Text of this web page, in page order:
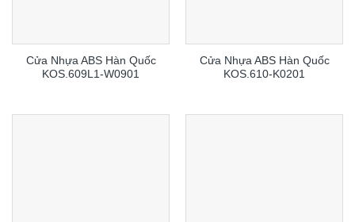
Cửa Nhựa ABS Hàn Quốc
KOS.609L1-W0901
Cửa Nhựa ABS Hàn Quốc
KOS.610-K0201